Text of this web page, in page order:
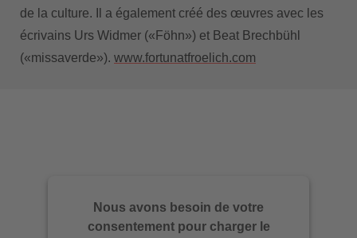
de la culture. Il a également créé des œuvres avec les
écrivains Urs Widmer («Föhn») et Beat Brechbühl
(«missaverde»). www.fortunatfroelich.com
Nous avons besoin de votre
consentement pour charger le